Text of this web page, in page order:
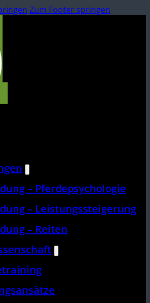
Zum Footer springen
– Pferdepsychologie
– Leistungssteigerung
– Reiten